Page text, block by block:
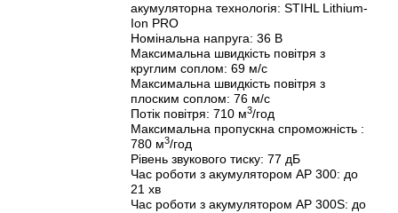
акумуляторна технологія: STIHL Lithium-
Ion PRO
Номінальна напруга: 36 В
Максимальна швидкість повітря з
круглим соплом: 69 м/с
Максимальна швидкість повітря з
плоским соплом: 76 м/с
Потік повітря: 710 м3/год
Максимальна пропускна спроможність :
780 м3/год
Рівень звукового тиску: 77 дБ
Час роботи з акумулятором AP 300: до
21 хв
Час роботи з акумулятором AP 300S: до